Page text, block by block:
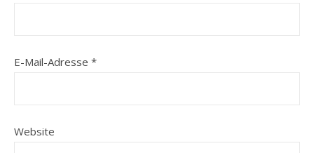
E-Mail-Adresse *
Website